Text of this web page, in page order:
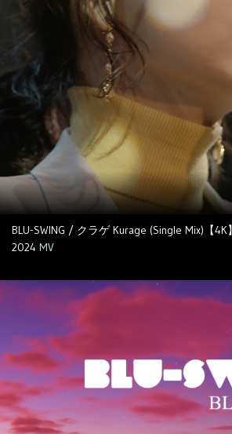
BLU-SWING / クラゲ Kurage (Single Mix)【4K】
2024 MV